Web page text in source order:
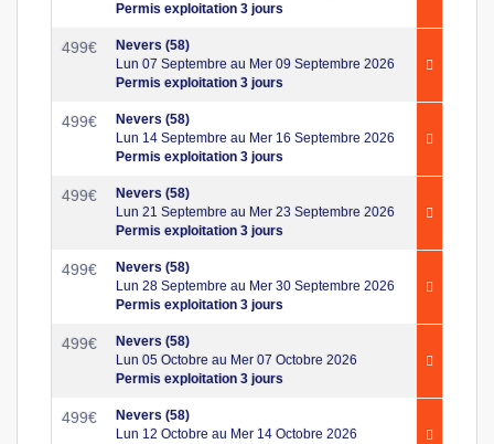
Permis exploitation 3 jours
499€
Nevers (58)
Lun 07 Septembre au Mer 09 Septembre 2026
Permis exploitation 3 jours
499€
Nevers (58)
Lun 14 Septembre au Mer 16 Septembre 2026
Permis exploitation 3 jours
499€
Nevers (58)
Lun 21 Septembre au Mer 23 Septembre 2026
Permis exploitation 3 jours
499€
Nevers (58)
Lun 28 Septembre au Mer 30 Septembre 2026
Permis exploitation 3 jours
499€
Nevers (58)
Lun 05 Octobre au Mer 07 Octobre 2026
Permis exploitation 3 jours
499€
Nevers (58)
Lun 12 Octobre au Mer 14 Octobre 2026